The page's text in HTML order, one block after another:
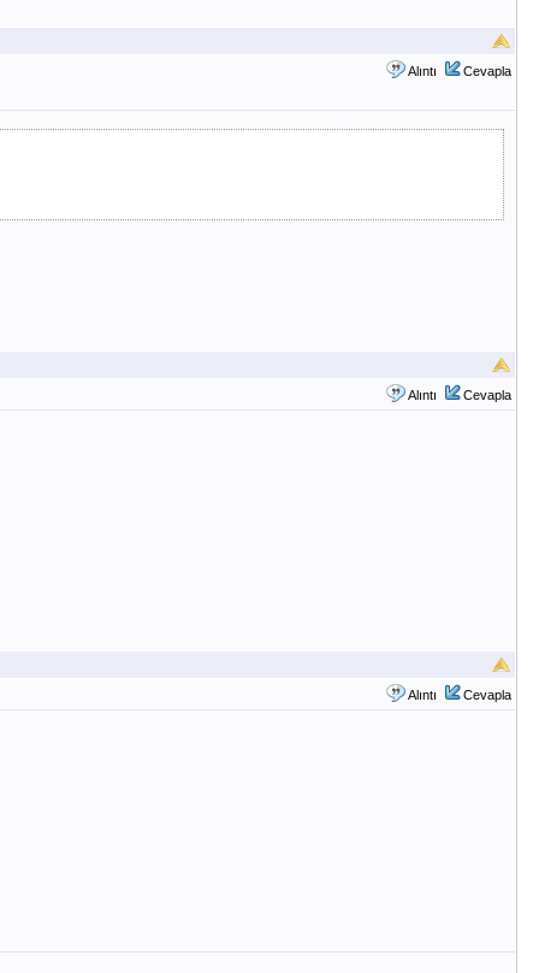
Alıntı Cevapla
Alıntı Cevapla
Alıntı Cevapla